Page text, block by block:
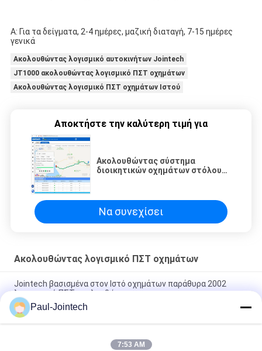
Α: Για τα δείγματα, 2-4 ημέρες, μαζική διαταγή, 7-15 ημέρες
γενικά
Ακολουθώντας λογισμικό αυτοκινήτων Jointech
JT1000 ακολουθώντας λογισμικό ΠΣΤ οχημάτων
Ακολουθώντας λογισμικό ΠΣΤ οχημάτων Ιστού
Αποκτήστε την καλύτερη τιμή για
Ακολουθώντας σύστημα
διοικητικών οχημάτων στόλου
Να συνεχίσει
Ακολουθώντας λογισμικό ΠΣΤ οχημάτων
Jointech βασισμένα στον Ιστό οχημάτων παράθυρα 2002
λογισμικού ΠΣΤ ακολουθώντας
Αρρενωπό ακολουθώντας λογισμικό διοικητικού ΠΣΤ στόλου
για τη θέση οχημάτων
Paul-Jointech
7:53 AM